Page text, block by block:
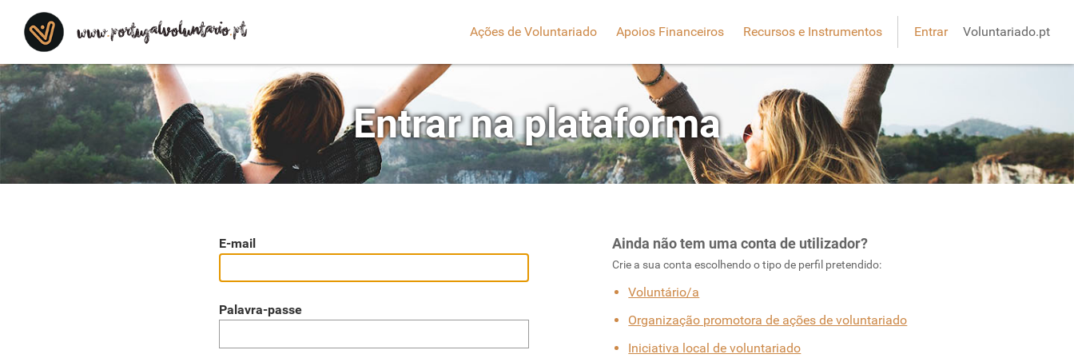
Ações de Voluntariado Apoios Financeiros Recursos e Instrumentos Entrar Voluntariado.pt
Entrar na plataforma
E-mail
Palavra-passe
Ainda não tem uma conta de utilizador?
Crie a sua conta escolhendo o tipo de perfil pretendido:
Voluntário/a
Organização promotora de ações de voluntariado
Iniciativa local de voluntariado